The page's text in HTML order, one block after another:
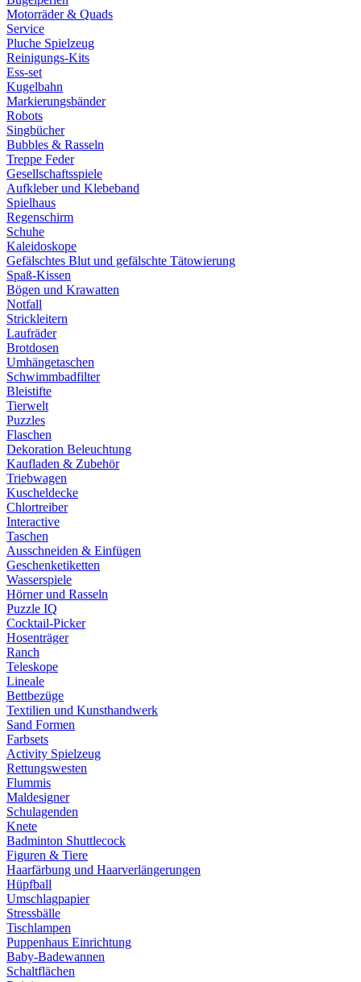
Motorräder & Quads
Service
Pluche Spielzeug
Reinigungs-Kits
Ess-set
Kugelbahn
Markierungsbänder
Robots
Singbücher
Bubbles & Rasseln
Treppe Feder
Gesellschaftsspiele
Aufkleber und Klebeband
Spielhaus
Regenschirm
Schuhe
Kaleidoskope
Gefälschtes Blut und gefälschte Tätowierung
Spaß-Kissen
Bögen und Krawatten
Notfall
Strickleitern
Laufräder
Brotdosen
Umhängetaschen
Schwimmbadfilter
Bleistifte
Tierwelt
Puzzles
Flaschen
Dekoration Beleuchtung
Kaufladen & Zubehör
Triebwagen
Kuscheldecke
Chlortreiber
Interactive
Taschen
Ausschneiden & Einfügen
Geschenketiketten
Wasserspiele
Hörner und Rasseln
Puzzle IQ
Cocktail-Picker
Hosenträger
Ranch
Teleskope
Lineale
Bettbezüge
Textilien und Kunsthandwerk
Sand Formen
Farbsets
Activity Spielzeug
Rettungswesten
Flummis
Maldesigner
Schulagenden
Knete
Badminton Shuttlecock
Figuren & Tiere
Haarfärbung und Haarverlängerungen
Hüpfball
Umschlagpapier
Stressbälle
Tischlampen
Puppenhaus Einrichtung
Baby-Badewannen
Schaltflächen